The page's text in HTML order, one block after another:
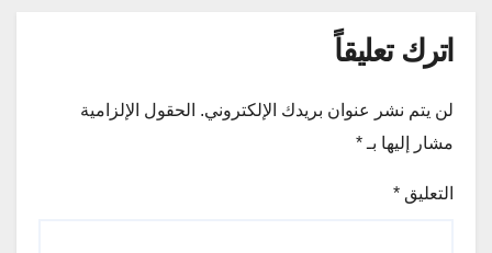
اترك تعليقاً
لن يتم نشر عنوان بريدك الإلكتروني. الحقول الإلزامية
مشار إليها بـ *
التعليق *